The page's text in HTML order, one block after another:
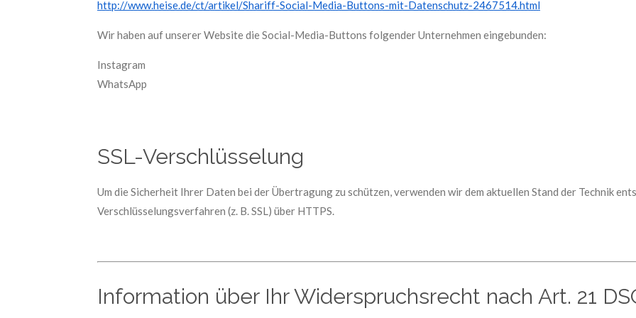
http://www.heise.de/ct/artikel/Shariff-Social-Media-Buttons-mit-Datenschutz-2467514.html
Wir haben auf unserer Website die Social-Media-Buttons folgender Unternehmen eingebunden:
Instagram
WhatsApp
SSL-Verschlüsselung
Um die Sicherheit Ihrer Daten bei der Übertragung zu schützen, verwenden wir dem aktuellen Stand der Technik
Verschlüsselungsverfahren (z. B. SSL) über HTTPS.
Information über Ihr Widerspruchsrecht nach Art. 21